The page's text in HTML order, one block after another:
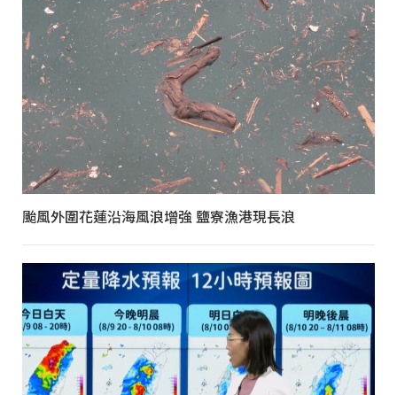
颱風外圍花蓮沿海風浪增強 鹽寮漁港現長浪